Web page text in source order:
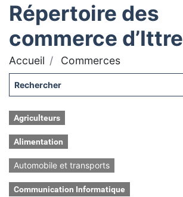
Répertoire des
commerce d’Ittre
Accueil Commerces
Agriculteurs
Alimentation
Automobile et transports
Communication Informatique